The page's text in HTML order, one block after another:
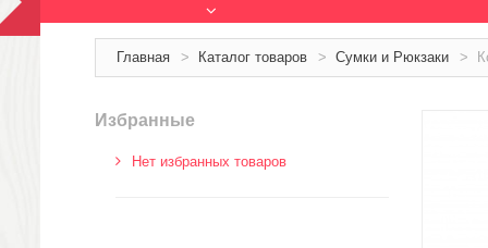
Главная > Каталог товаров > Сумки и Рюкзаки >
Избранные
Нет избранных товаров